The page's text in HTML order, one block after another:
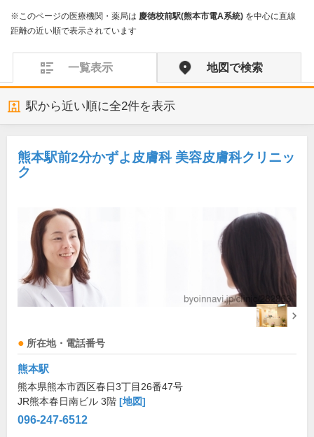
※このページの医療機関・薬局は 慶徳校前駅(熊本市電A系統) を中心に直線
距離の近い順で表示されています
一覧表示 地図で検索
駅から近い順に全2件を表示
熊本駅前2分かずよ皮膚科 美容皮膚科クリニッ
ク
所在地・電話番号
熊本駅
熊本県熊本市西区春日3丁目26番47号
JR熊本春日南ビル 3階 [地図]
096-247-6512